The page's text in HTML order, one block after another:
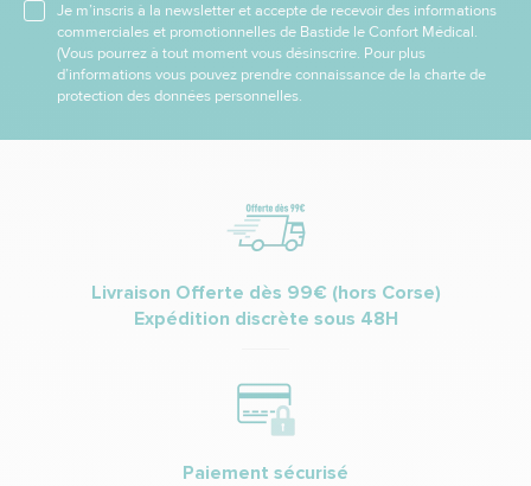
Je m’inscris à la newsletter et accepte de recevoir des informations
commerciales et promotionnelles de Bastide le Confort Médical.
(Vous pourrez à tout moment vous désinscrire. Pour plus
d’informations vous pouvez prendre connaissance de la charte de
protection des données personnelles.
Livraison Offerte dès 99€ (hors Corse)
Expédition discrète sous 48H
Paiement sécurisé